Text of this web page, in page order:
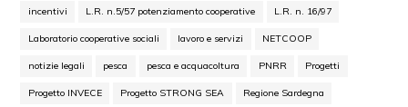
incentivi L.R. n.5/57 potenziamento cooperative L.R. n. 16/97
Laboratorio cooperative sociali lavoro e servizi NETCOOP
notizie legali pesca pesca e acquacoltura PNRR Progetti
Progetto INVECE Progetto STRONG SEA Regione Sardegna